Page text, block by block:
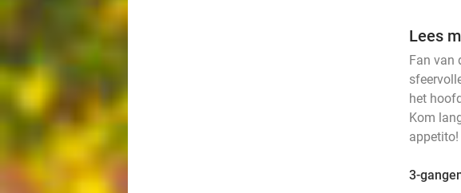
Lees
Fan van
het
Kom
appetito!
3-